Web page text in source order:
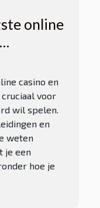
online
site?
casino en
voor
wil spelen.
en
weten
je een
hoe je